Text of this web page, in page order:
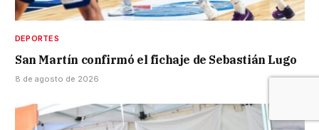
DEPORTES
San Martín confirmó el fichaje de Sebastián Lugo
8 de agosto de 2026